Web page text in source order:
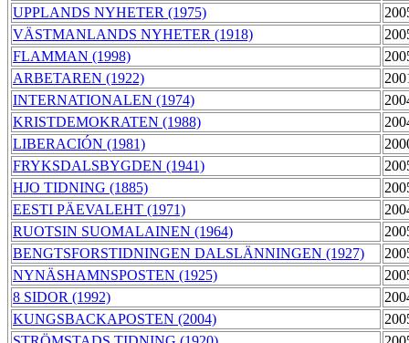
UPPLANDS NYHETER (1975)
VÄSTMANLANDS NYHETER (1918)
FLAMMAN (1998)
ARBETAREN (1922)
INTERNATIONALEN (1974)
KRISTDEMOKRATEN (1988)
LIBERACIÓN (1981)
FRYKSDALSBYGDEN (1941)
HJO TIDNING (1885)
EESTI PÄEVALEHT (1971)
RUOTSIN SUOMALAINEN (1964)
BENGTSFORSTIDNINGEN DALSLÄNNINGEN (1927)
NYNÄSHAMNSPOSTEN (1925)
8 SIDOR (1992)
KUNGSBACKAPOSTEN (2004)